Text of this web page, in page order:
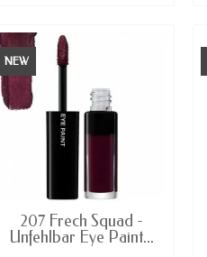
NEW
AVAILABLE
207 Frech Squad -
Unfehlbar Eye Paint...